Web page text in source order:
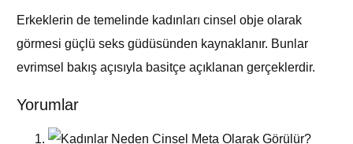
Erkeklerin de temelinde kadınları cinsel obje olarak
görmesi güçlü seks güdüsünden kaynaklanır. Bunlar
evrimsel bakış açısıyla basitçe açıklanan gerçeklerdir.
Yorumlar